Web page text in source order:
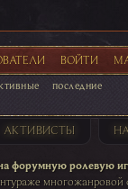
ВОЙТИ
последние
АКТИВИСТЫ
форумную ролевую
многожанровой